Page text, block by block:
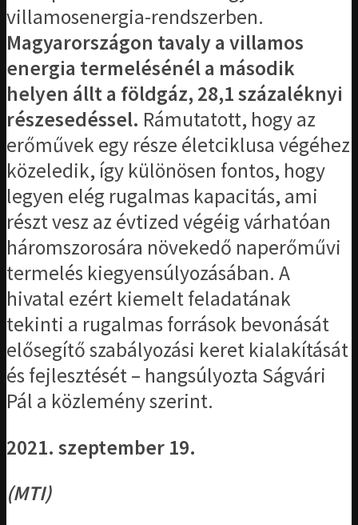
villamosenergia-rendszerben.
Magyarországon tavaly a villamos
energia termelésénél a második
helyen állt a földgáz, 28,1 százaléknyi
részesedéssel. Rámutatott, hogy az
erőművek egy része életciklusa végéhez
közeledik, így különösen fontos, hogy
legyen elég rugalmas kapacitás, ami
részt vesz az évtized végéig várhatóan
háromszorosára növekedő naperőművi
termelés kiegyensúlyozásában. A
hivatal ezért kiemelt feladatának
tekinti a rugalmas források bevonását
elősegítő szabályozási keret kialakítását
és fejlesztését – hangsúlyozta Ságvári
Pál a közlemény szerint.
2021. szeptember 19.
(MTI)